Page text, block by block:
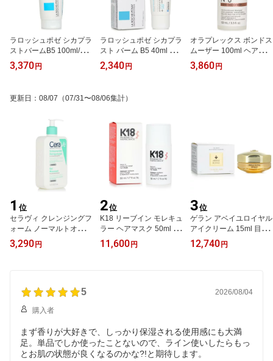
ラロッシュポゼ シカプラ
ストバームB5 100ml/97g
フェイスクリーム ビタミ
ンB5 【海外通販】
3,370 円
ラロッシュポゼ シカプラ
スト バーム B5 40ml ス
キンケア フェイス ボデ
ィ 保湿 【海外通販】
2,340 円
オラプレックス ボンドス
ムーザー 100ml ヘアエッ
センス ケア 頭髪 美容 ヘ
ア 【海外通販】
3,860 円
更新日 ： 08/07 （07/31〜08/06集計）
1 位
セラヴィ クレンジングフ
ォーム ノーマルトオイリ
ースキン 473ml クレンジ
ング フォーム 洗顔 【海
3,290 円
2位
K18 リーブイン モレキュ
ラー ヘアマスク 50ml ヘ
アケア 【海外通販】
11,600 円
3位
ゲラン アベイユロイヤル
アイクリーム 15ml 目元
ケア 目元保湿 リプレニ
ッシュメント スキンケア
12,740 円
5 2026/08/04
購入者
まず香りが大好きで、しっかり保湿される使用感にも大満
足。単品でしか使ったことないので、ライン使いしたらもっ
とお肌の状態が良くなるのかな?!と期待します。